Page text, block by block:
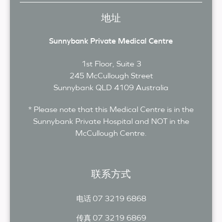
地址
Sunnybank Private Medical Centre
1st Floor, Suite 3
245 McCullough Street
Sunnybank QLD 4109 Australia
* Please note that this Medical Centre is in the
Sunnybank Private Hospital and NOT in the
McCullough Centre.
联系方式
电话 07 3219 6868
传真 07 3219 6869